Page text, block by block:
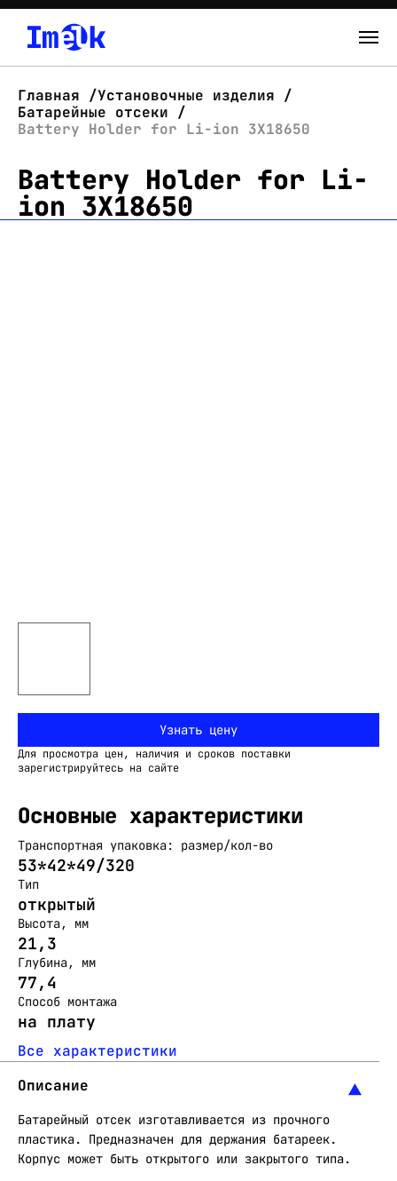
О нас
Новости
Склад
Главная
Установочные изделия
Батарейные отсеки
Battery Holder for Li-ion 3X18650
Battery Holder for Li-
ion 3X18650
Узнать цену
Для просмотра цен, наличия и сроков поставки
зарегистрируйтесь на сайте
Основные характеристики
Транспортная упаковка: размер/кол-во
53*42*49/320
Тип
открытый
Высота, мм
21,3
Глубина, мм
77,4
Способ монтажа
на плату
Все характеристики
Описание
Батарейный отсек изготавливается из прочного
пластика. Предназначен для держания батареек.
Корпус может быть открытого или закрытого типа.